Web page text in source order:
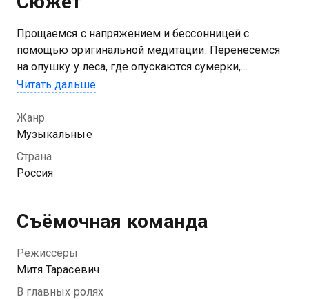
Прощаемся с напряжением и бессонницей с
помощью оригинальной медитации. Перенесемся
на опушку у леса, где опускаются сумерки,
разгораются звезды, греет костер. Следуйте за
очень уютном спальном мешке. Ум успокаивается,
тело расслабляется, вы засыпаете, а медитация
выключится сама.
Читать дальше
Жанр
Музыкальные
Страна
Россия
Съёмочная команда
Режиссёры
Митя Тарасевич
В главных ролях